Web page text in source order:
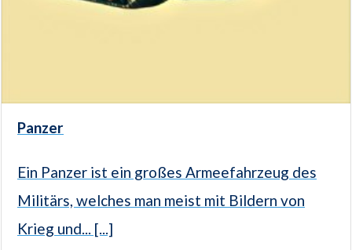
Panzer
Ein Panzer ist ein großes Armeefahrzeug des
Militärs, welches man meist mit Bildern von
Krieg und... [...]